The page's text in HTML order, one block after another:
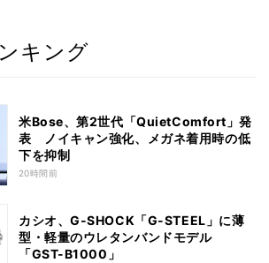
キング
米Bose、第2世代「QuietComfort」発
表 ノイキャン強化、メガネ着用時の低
下を抑制
20時間前
カシオ、G-SHOCK「G-STEEL」に薄
型・軽量のウレタンバンドモデル
「GST-B1000」